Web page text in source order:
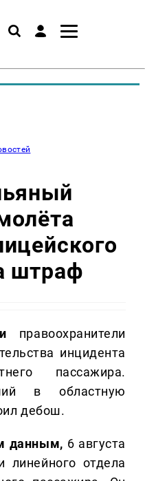
штраф
правоохранители
инцидента
пассажира.
в областную
дебош.
данным, 6 августа
линейного отдела